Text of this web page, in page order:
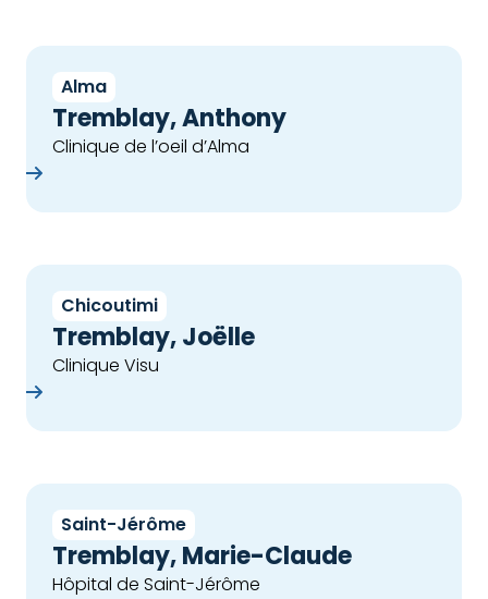
Alma
Tremblay, Anthony
Clinique de l’oeil d’Alma
Chicoutimi
Tremblay, Joëlle
Clinique Visu
Saint-Jérôme
Tremblay, Marie-Claude
Hôpital de Saint-Jérôme